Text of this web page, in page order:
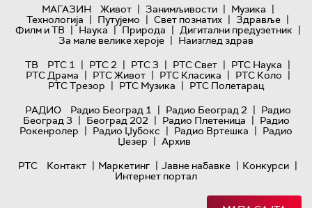
МАГАЗИН
Живот | Занимљивости | Музика |
Технологијa | Путујемо | Свет познатих | Здравље |
Филм и ТВ | Наука | Природа | Дигитални предузетник |
За мале велике хероје | Наизглед здрав
ТВ
РТС 1 | РТС 2 | РТС 3 | РТС Свет | РТС Наука |
РТС Драма | РТС Живот | РТС Класика | РТС Коло |
РТС Трезор | РТС Музика | РТС Полетарац
РАДИО
Радио Београд 1 | Радио Београд 2 | Радио
Београд 3 | Београд 202 | Радио Плетеница | Радио
Рокенролер | Радио Џубокс | Радио Вртешка | Радио
Џезер | Архив
РТС
Контакт | Маркетинг | Јавне набавке | Конкурси |
Интернет портал